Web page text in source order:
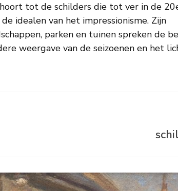
tot de schilders die tot ver in de
idealen van het impressionisme. Zijn
parken en tuinen spreken de
van de seizoenen en het licht. De
gerekend tot de Berlijnse impressionisten.
Vermoedelijk woonde en werkte hij een groot